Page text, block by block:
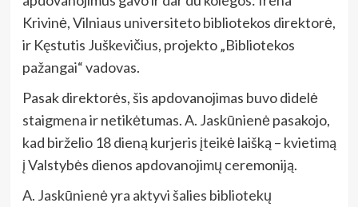
Krivinė, Vilniaus universiteto bibliotekos direktorė,
ir Kęstutis Juškevičius, projekto „Bibliotekos
pažangai“ vadovas.
Pasak direktorės, šis apdovanojimas buvo didelė
staigmena ir netikėtumas. A. Jaskūnienė pasakojo,
kad birželio 18 dieną kurjeris įteikė laišką – kvietimą
į Valstybės dienos apdovanojimų ceremoniją.
A. Jaskūnienė yra aktyvi šalies bibliotekų